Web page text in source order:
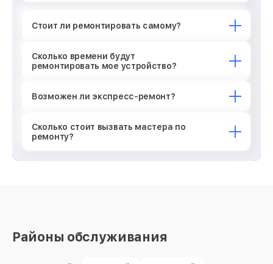
Стоит ли ремонтировать самому?
Сколько времени будут
ремонтировать мое устройство?
Возможен ли экспресс-ремонт?
Сколько стоит вызвать мастера по
ремонту?
Районы обслуживания